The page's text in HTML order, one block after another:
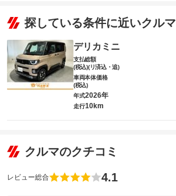
探している条件に近いクルマ
デリカミニ
支払総額
(税込)(リ済込・追)
車両本体価格
(税込)
年式2026年
走行10km
クルマのクチコミ
レビュー総合 4.1